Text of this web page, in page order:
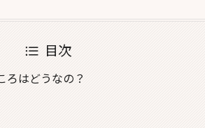
目次
ろはどうなの？